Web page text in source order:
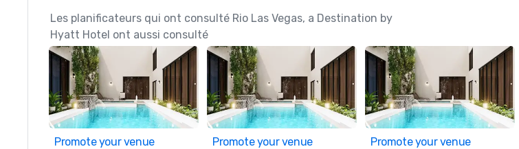
Les planificateurs qui ont consulté Rio Las Vegas, a Destination by
Hyatt Hotel ont aussi consulté
Promote your venue Promote your venue Promote your venue